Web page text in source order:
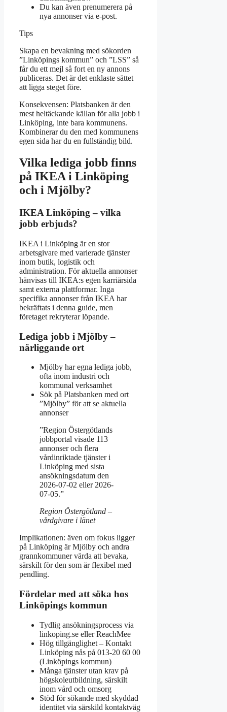
Du kan även prenumerera på
nya annonser via e-post.
Tips
Skapa en bevakning med sökorden
”Linköpings kommun” och ”LSS” så
får du ett mejl så fort en ny annons
publiceras. Det är det enklaste sättet
att ligga steget före.
Konsekvensen: Platsbanken är den
mest heltäckande källan för alla jobb i
Linköping, inte bara kommunens.
Kombinerar du den med kommunens
egen sida har du en fullständig bild.
Vilka lediga jobb finns
på IKEA i Linköping
och i Mjölby?
IKEA Linköping – vilka
jobb erbjuds?
IKEA i Linköping är en stor
arbetsgivare med varierade tjänster
inom butik, logistik och
administration. För aktuella annonser
hänvisas till IKEA:s egen karriärsida
samt externa plattformar. Inga
specifika annonser från IKEA har
bekräftats i denna guide, men
företaget rekryterar löpande.
Lediga jobb i Mjölby –
närliggande ort
Mjölby har egna lediga jobb,
ofta inom industri och
kommunal verksamhet
Sök på Platsbanken med ort
”Mjölby” för att se aktuella
annonser
”Region Östergötlands
jobbportal visade 113
annonser och flera
vårdinriktade tjänster i
Linköping med sista
ansökningsdatum den
2026-07-02 eller 2026-
07-05.”
Region Östergötland –
vårdgivare i länet
Implikationen: även om fokus ligger
på Linköping är Mjölby och andra
grannkommuner värda att bevaka,
särskilt för den som är flexibel med
pendling.
Fördelar med att söka hos
Linköpings kommun
Tydlig ansökningsprocess via
linkoping.se eller ReachMee
Hög tillgänglighet – Kontakt
Linköping nås på 013-20 60 00
(Linköpings kommun)
Många tjänster utan krav på
högskoleutbildning, särskilt
inom vård och omsorg
Stöd för sökande med skyddad
identitet via särskild kontaktväg